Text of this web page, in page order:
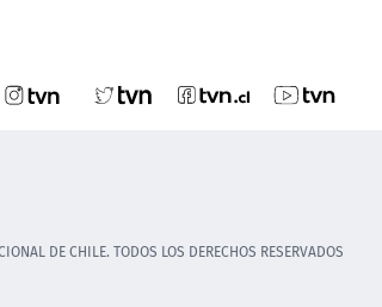
DE CHILE. TODOS LOS DERECHOS RESERVADOS